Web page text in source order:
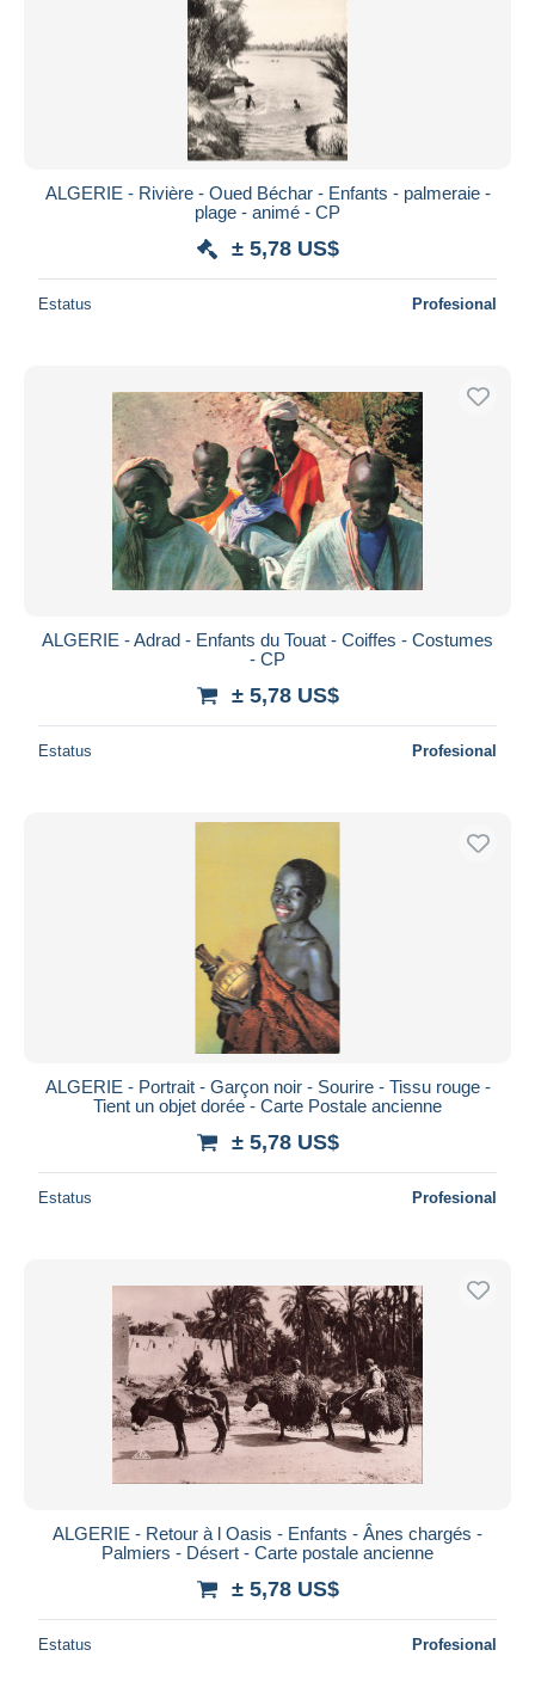
ALGERIE - Rivière - Oued Béchar - Enfants - palmeraie -
plage - animé - CP
± 5,78 US$
Estatus Profesional
ALGERIE - Adrad - Enfants du Touat - Coiffes - Costumes
- CP
± 5,78 US$
Estatus Profesional
ALGERIE - Portrait - Garçon noir - Sourire - Tissu rouge -
Tient un objet dorée - Carte Postale ancienne
± 5,78 US$
Estatus Profesional
ALGERIE - Retour à l Oasis - Enfants - Ânes chargés -
Palmiers - Désert - Carte postale ancienne
± 5,78 US$
Estatus Profesional